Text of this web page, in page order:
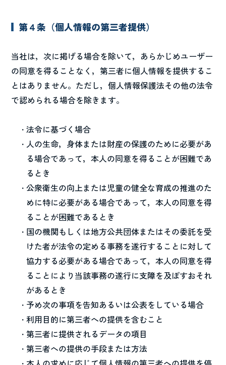
第４条（個人情報の第三者提供）
当社は，次に掲げる場合を除いて，あらかじめユーザー
の同意を得ることなく，第三者に個人情報を提供するこ
とはありません。ただし，個人情報保護法その他の法令
で認められる場合を除きます。
法令に基づく場合
人の生命，身体または財産の保護のために必要があ
る場合であって，本人の同意を得ることが困難であ
るとき
公衆衛生の向上または児童の健全な育成の推進のた
めに特に必要がある場合であって，本人の同意を得
ることが困難であるとき
国の機関もしくは地方公共団体またはその委託を受
けた者が法令の定める事務を遂行することに対して
協力する必要がある場合であって，本人の同意を得
ることにより当該事務の遂行に支障を及ぼすおそれ
があるとき
予め次の事項を告知あるいは公表をしている場合
利用目的に第三者への提供を含むこと
第三者に提供されるデータの項目
第三者への提供の手段または方法